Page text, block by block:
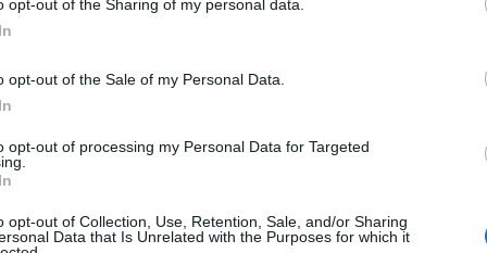
opt-out of the Sharing of my personal data.
opt-out of the Sale of my Personal Data.
opt-out of processing my Personal Data for Targeted
opt-out of Collection, Use, Retention, Sale, and/or Sharing
Data that Is Unrelated with the Purposes for which it
és az energia továbbra is a
beruházási területek
várhatóan a globális
költések mintegy felét
hogy a mobilitási hálózatok